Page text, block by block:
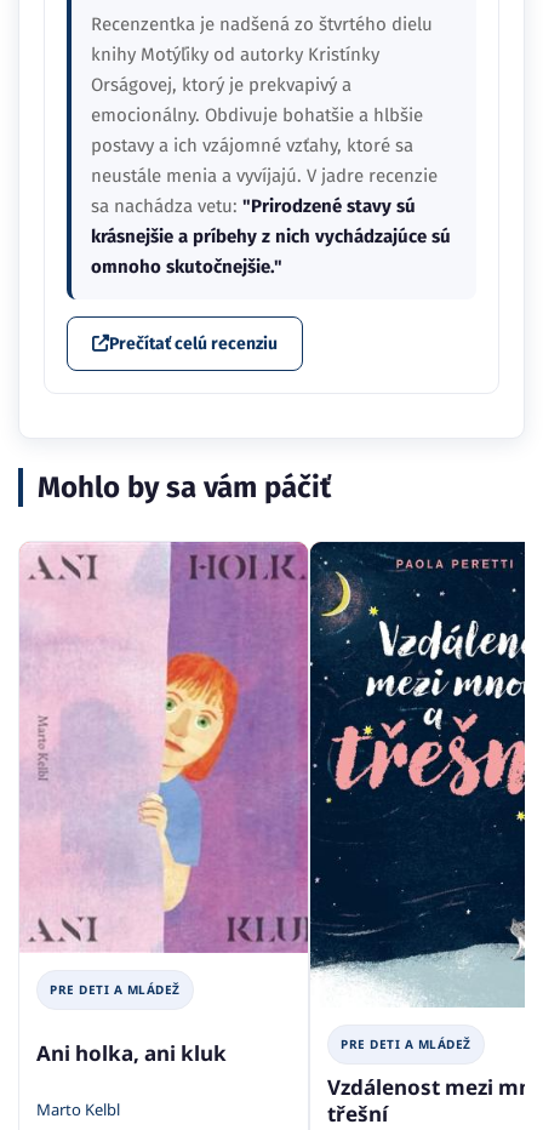
Recenzentka je nadšená zo štvrtého dielu
knihy Motýľiky od autorky Kristínky
Orságovej, ktorý je prekvapivý a
emocionálny. Obdivuje bohatšie a hlbšie
postavy a ich vzájomné vzťahy, ktoré sa
neustále menia a vyvíjajú. V jadre recenzie
sa nachádza vetu: "Prirodzené stavy sú
krásnejšie a príbehy z nich vychádzajúce sú
omnoho skutočnejšie."
Prečítať celú recenziu
Mohlo by sa vám páčiť
PRE DETI A MLÁDEŽ
Ani holka, ani kluk
Marto Kelbl
PRE DETI A MLÁDEŽ
Vzdálenost mezi
třešní